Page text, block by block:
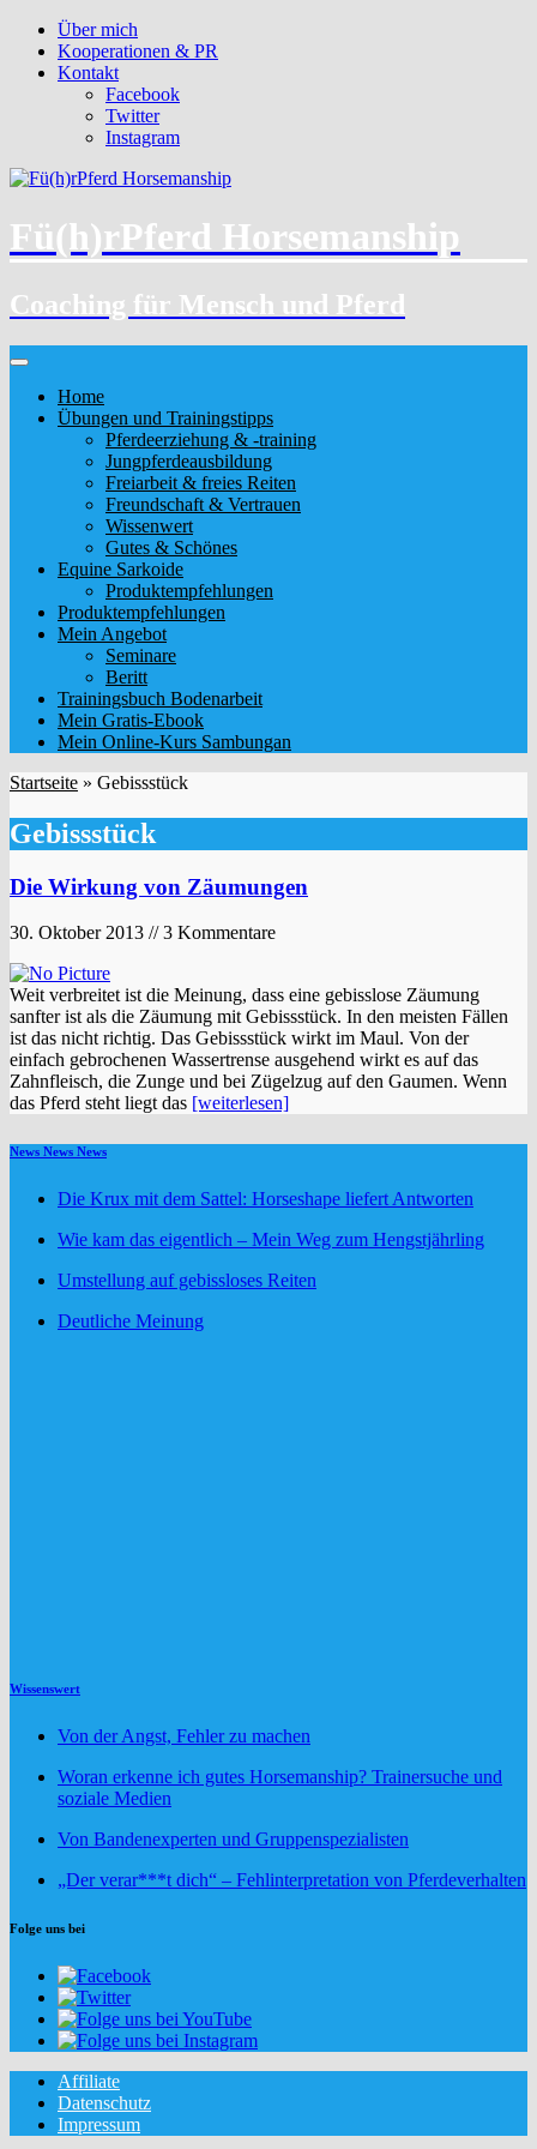
Über mich
Kooperationen & PR
Kontakt
Facebook
Twitter
Instagram
Fü(h)rPferd Horsemanship
Coaching für Mensch und Pferd
Home
Übungen und Trainingstipps
Pferdeerziehung & -training
Jungpferdeausbildung
Freiarbeit & freies Reiten
Freundschaft & Vertrauen
Wissenwert
Gutes & Schönes
Equine Sarkoide
Produktempfehlungen
Produktempfehlungen
Mein Angebot
Seminare
Beritt
Trainingsbuch Bodenarbeit
Mein Gratis-Ebook
Mein Online-Kurs Sambungan
Startseite » Gebissstück
Gebissstück
Die Wirkung von Zäumungen
30. Oktober 2013 // 3 Kommentare
Weit verbreitet ist die Meinung, dass eine gebisslose Zäumung
sanfter ist als die Zäumung mit Gebissstück. In den meisten Fällen
ist das nicht richtig. Das Gebissstück wirkt im Maul. Von der
einfach gebrochenen Wassertrense ausgehend wirkt es auf das
Zahnfleisch, die Zunge und bei Zügelzug auf den Gaumen. Wenn
das Pferd steht liegt das [weiterlesen]
News News News
Die Krux mit dem Sattel: Horseshape liefert Antworten
Wie kam das eigentlich – Mein Weg zum Hengstjährling
Umstellung auf gebissloses Reiten
Deutliche Meinung
Wissenswert
Von der Angst, Fehler zu machen
Woran erkenne ich gutes Horsemanship? Trainersuche und
soziale Medien
Von Bandenexperten und Gruppenspezialisten
„Der verar***t dich“ – Fehlinterpretation von Pferdeverhalten
Folge uns bei
Affiliate
Datenschutz
Impressum